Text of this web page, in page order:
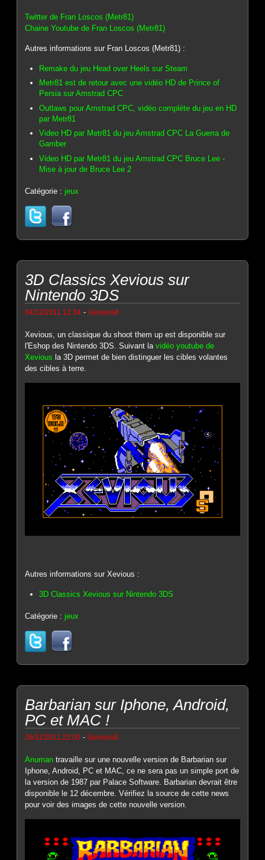
Twitter de Fran Loscos (Metr81)
Chaine Youtube de Fran Loscos (Metr81)
Autres informations sur Fran Loscos (Metr81) :
Remake du jeu Head over Heels sur Steam
Metr81 est de retour avec une vidéo HD de Prince of
Persia sur Amstrad CPC
Outlaws pour Amstrad CPC, vidéo complète du jeu en HD
par Metr81
Video HD par Metr81 du jeu Amstrad CPC La Guerra de
Gamber
Video HD par Metr81 du jeu Amstrad CPC Bruce Lee -
Mise à jour de Bruce Lee 2
Catégorie :jeux
3D Classics Xevious sur
Nintendo 3DS
04/12/2011 12:34 -Genesis8
Xevious, un classique du shoot them up est disponible sur
l'Eshop des Nintendo 3DS. Suivant lavidéo youtube de
Xevious la 3D permet de bien distinguer les cibles volantes
des cibles à terre.
Autres informations sur Xevious :
3D Classics Xevious sur Nintendo 3DS
Catégorie :jeux
Barbarian sur Iphone, Android,
PC et MAC !
26/11/2011 22:00 -Genesis8
Anuman travaille sur une nouvelle version de Barbarian sur
Iphone, Android, PC et MAC, ce ne sera pas un simple port de
la version de 1987 par Palace Software. Barbarian devrait être
disponible le 12 décembre. Vérifiez la source de cette news
pour voir des images de cette nouvelle version.